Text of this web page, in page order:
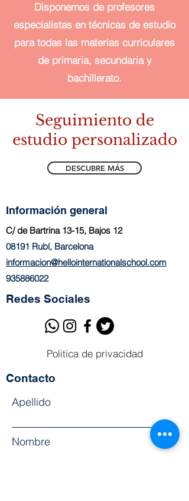
Disponemos de profesores
especialistas en técnicas de estudio
para todas las materias curriculares
de primaria, secundaria y
bachillerato.
Seguimiento de
estudio personalizado
DESCUBRE MÁS
Información general
C/ de Bartrina 13-15, Bajos 12
08191 Rubí, Barcelona
informacion@hellointernationalschool.com
935886022
Redes Sociales
Politica de privacidad
Contacto
Apellido
Nombre